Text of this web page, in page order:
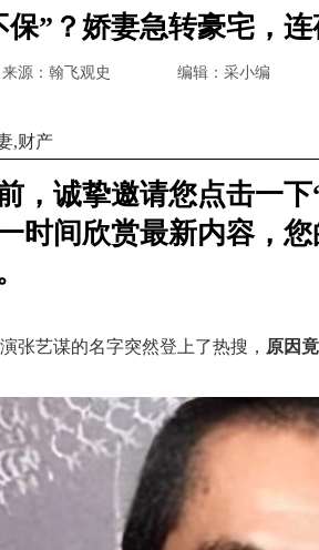
保”？娇妻急转豪宅，
来源：翰飞观史 编辑：采小编
,财产
，诚挚邀请您点击一
时间欣赏最新内容，
张艺谋的名字突然登上了热搜， 原因